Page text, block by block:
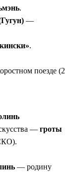
.
—
.
поезде (2
— гроты
— родину